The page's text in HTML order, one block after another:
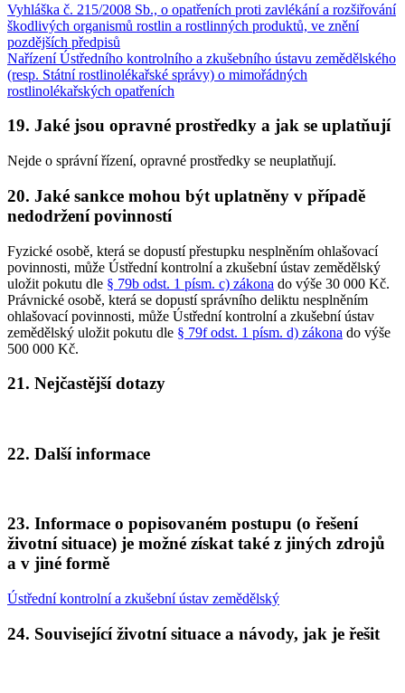
Vyhláška č. 215/2008 Sb., o opatřeních proti zavlékání a rozšiřování
škodlivých organismů rostlin a rostlinných produktů, ve znění
pozdějších předpisů
Nařízení Ústředního kontrolního a zkušebního ústavu zemědělského
(resp. Státní rostlinolékařské správy) o mimořádných
rostlinolékařských opatřeních
19. Jaké jsou opravné prostředky a jak se uplatňují
Nejde o správní řízení, opravné prostředky se neuplatňují.
20. Jaké sankce mohou být uplatněny v případě
nedodržení povinností
Fyzické osobě, která se dopustí přestupku nesplněním ohlašovací
povinnosti, může Ústřední kontrolní a zkušební ústav zemědělský
uložit pokutu dle § 79b odst. 1 písm. c) zákona do výše 30 000 Kč.
Právnické osobě, která se dopustí správního deliktu nesplněním
ohlašovací povinnosti, může Ústřední kontrolní a zkušební ústav
zemědělský uložit pokutu dle § 79f odst. 1 písm. d) zákona do výše
500 000 Kč.
21. Nejčastější dotazy
22. Další informace
23. Informace o popisovaném postupu (o řešení
životní situace) je možné získat také z jiných zdrojů
a v jiné formě
Ústřední kontrolní a zkušební ústav zemědělský
24. Související životní situace a návody, jak je řešit